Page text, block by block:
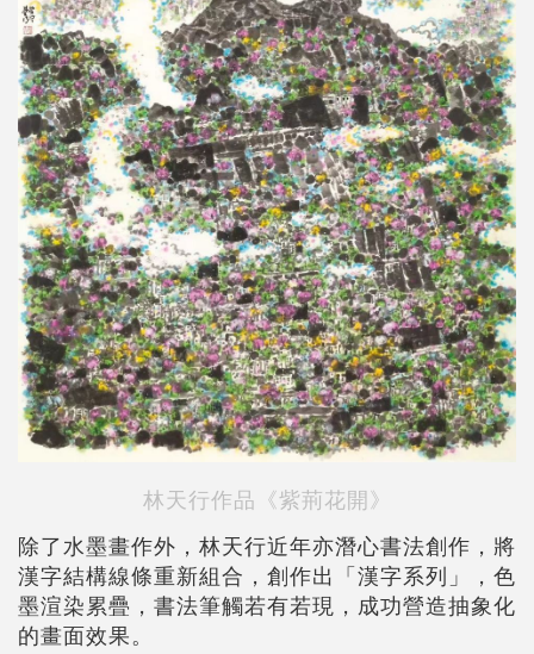
林天行作品《紫荊花開》
除了水墨畫作外，林天行近年亦潛心書法創作，將
漢字結構線條重新組合，創作出「漢字系列」，色
墨渲染累疊，書法筆觸若有若現，成功營造抽象化
的畫面效果。